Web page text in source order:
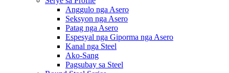
Anggulo nga Asero
Seksyon nga Asero
Patag nga Asero
Espesyal nga Giporma nga Asero
Kanal nga Steel
Ako-Sang
Pagsubay sa Steel